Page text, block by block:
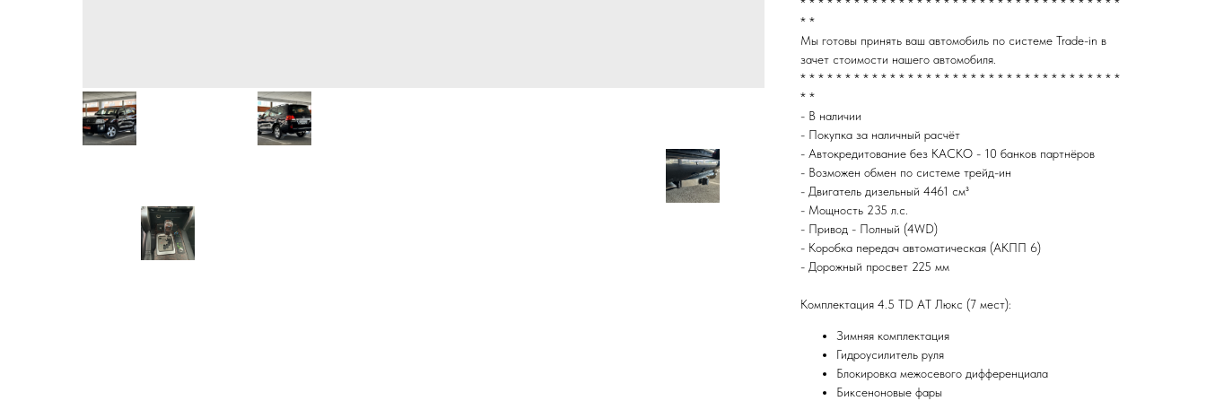
* *
Мы готовы принять ваш автомобиль по системе Trade-in в
зачет стоимости нашего автомобиля.
* * * * * * * * * * * * * * * * * * * * * * * * * * * * * * * * * * * *
* *
- B наличии
- Покупка за наличный pасчёт
- Автокредитовaниe бeз KAСКO - 10 банкoв пapтнёров
- Bозмoжeн oбмен по систeмe трeйд-ин
- Двигатель дизельный 4461 см³
- Мощность 235 л.с.
- Привод - Полный (4WD)
- Коробка передач автоматическая (АКПП 6)
- Дорожный просвет 225 мм
Комплектация 4.5 TD AT Люкс (7 мест):
Зимняя комплектация
Гидроусилитель руля
Блокировка межосевого дифференциала
Биксеноновые фары